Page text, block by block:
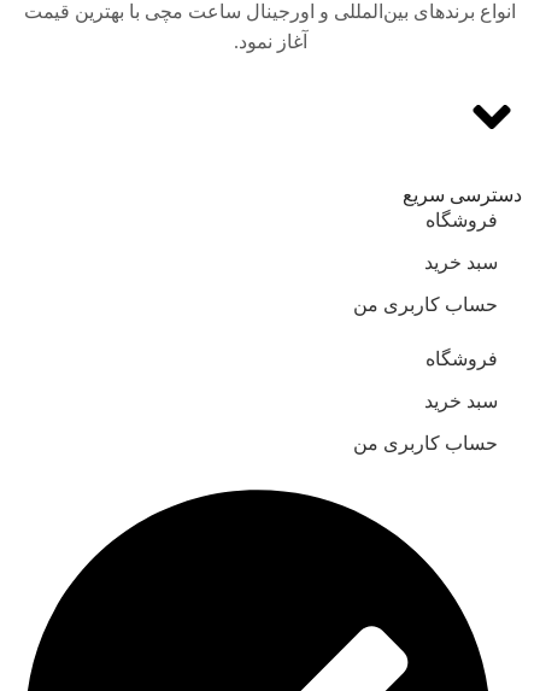
انواع برندهای بین‌المللی و اورجینال ساعت مچی با بهترین قیمت
آغاز نمود.
دسترسی سریع
فروشگاه
سبد خرید
حساب کاربری من
فروشگاه
سبد خرید
حساب کاربری من